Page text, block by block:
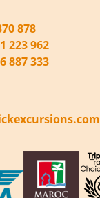
878
223 962
887 333